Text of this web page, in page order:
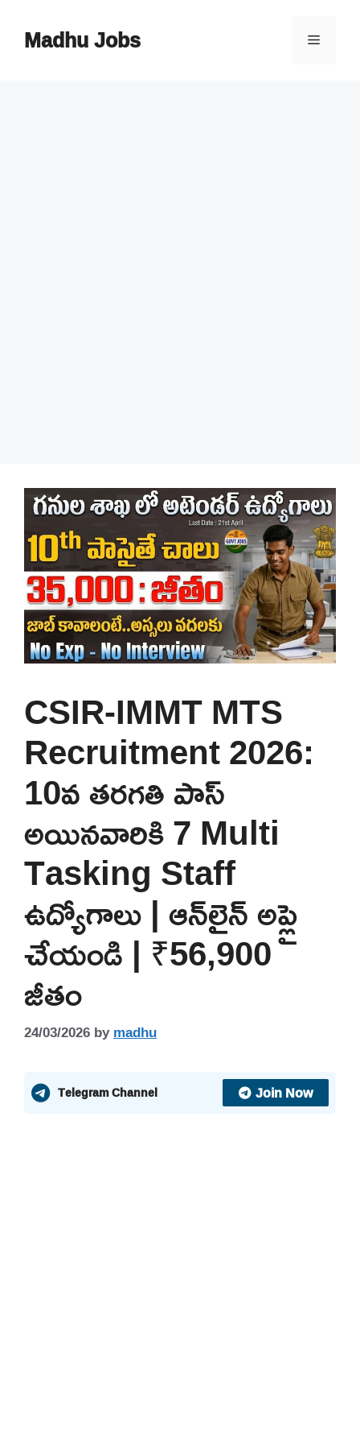
contentMadhu Jobs Menu
CSIR-IMMT MTS
Recruitment 2026:
10వ తరగతి పాస్
అయినవారికి 7 Multi
Tasking Staff
ఉద్యోగాలు | ఆన్‌లైన్ అప్లై
చేయండి | ₹56,900
జీతం
24/03/2026bymadhu
Telegram Channel Join Now